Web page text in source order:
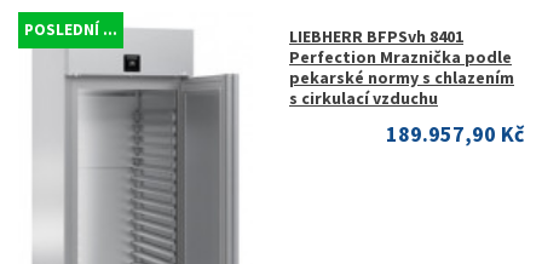
POSLEDNÍ ...
LIEBHERR BFPSvh 8401
Perfection Mraznička podle
pekarské normy s chlazením
s cirkulací vzduchu
189.957,90 Kč